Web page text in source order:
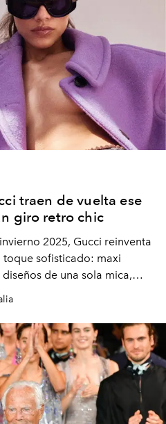
traen de vuelta ese
giro retro chic
2025, Gucci reinventa
toque sofisticado: maxi
de una sola mica,
con vibra vintage y
graduadas. ¿El detalle
La icónica doble G.